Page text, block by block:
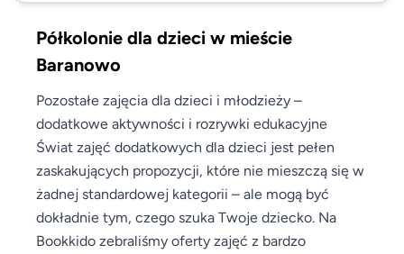
Półkolonie dla dzieci w mieście
Baranowo
Pozostałe zajęcia dla dzieci i młodzieży –
dodatkowe aktywności i rozrywki edukacyjne
Świat zajęć dodatkowych dla dzieci jest pełen
zaskakujących propozycji, które nie mieszczą się w
żadnej standardowej kategorii – ale mogą być
dokładnie tym, czego szuka Twoje dziecko. Na
Bookkido zebraliśmy oferty zajęć z bardzo